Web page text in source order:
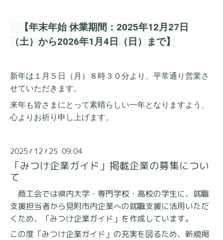
【年末年始 休業期間：2025年12月27日
（土）から2026年1月4日（日）まで】
新年は１月５日（月）８時３０分より、平常通り営業さ
せていただきます。
来年も皆さまにとって素晴らしい一年となりますよう、
心よりお祈り申し上げます。
2025 / 12 / 25 09:04
「みつけ企業ガイド」掲載企業の募集につい
て
商工会では県内大学・専門学校・高校の学生に、就職
支援担当者から見附市内企業への就職支援に活用いただ
くため、「みつけ企業ガイド」を作成しています。
この度「みつけ企業ガイド」の充実を図るため、新規掲